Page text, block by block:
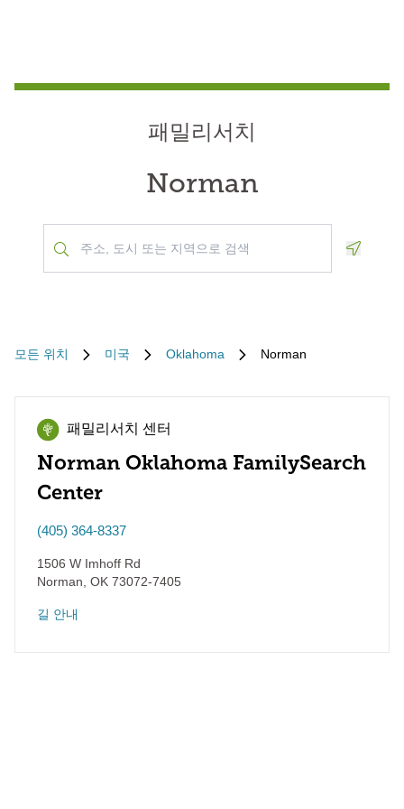
패밀리서치
Norman
모든 위치 미국 Oklahoma Norman
패밀리서치 센터
Norman Oklahoma FamilySearch
Center
(405) 364-8337
1506 W Imhoff Rd
Norman OK 73072-7405
길 안내